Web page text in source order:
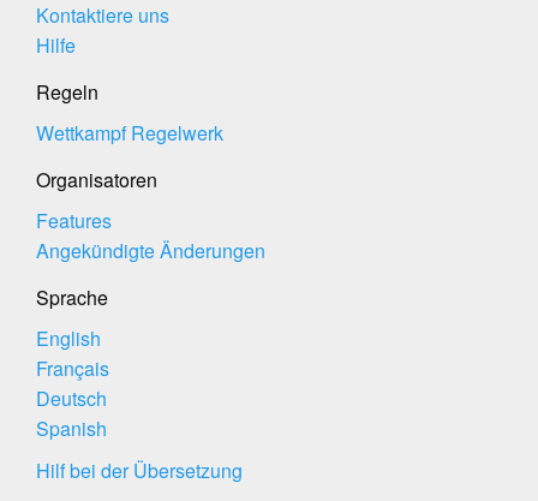
Kontaktiere uns
Hilfe
Regeln
Wettkampf Regelwerk
Organisatoren
Features
Angekündigte Änderungen
Sprache
English
Français
Deutsch
Spanish
Hilf bei der Übersetzung